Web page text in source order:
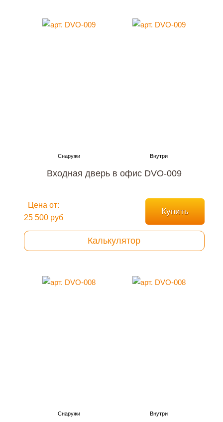
Входная дверь в офис DVO-009
Цена от:
25 500 руб
Купить
Калькулятор